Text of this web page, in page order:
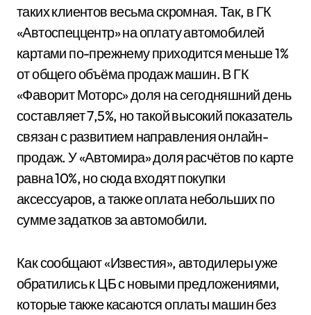
таких клиентов весьма скромная. Так, в ГК
«Автоспеццентр» на оплату автомобилей
картами по-прежнему приходится меньше 1%
от общего объёма продаж машин. В ГК
«Фаворит Моторс» доля на сегодняшний день
составляет 7,5%, но такой высокий показатель
связан с развитием направления онлайн-
продаж. У «Автомира» доля расчётов по карте
равна 10%, но сюда входят покупки
аксессуаров, а также оплата небольших по
сумме задатков за автомобили.
Как сообщают «Известия», автодилеры уже
обратились к ЦБ с новыми предложениями,
которые также касаются оплаты машин без